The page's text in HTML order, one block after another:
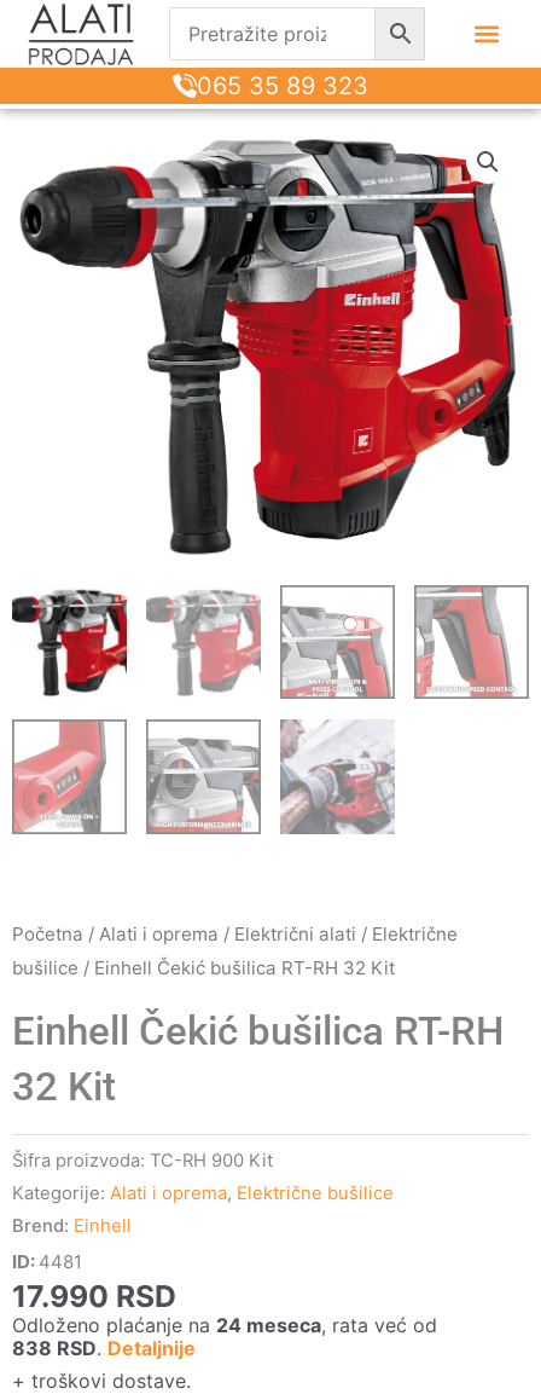
065 35 89 323
Početna / Alati i oprema / Električni alati / Električne
bušilice / Einhell Čekić bušilica RT-RH 32 Kit
Einhell Čekić bušilica RT-RH
32 Kit
Šifra proizvoda: TC-RH 900 Kit
Kategorije: Alati i oprema, Električne bušilice
Brend: Einhell
ID: 4481
17.990 RSD
Odloženo plaćanje na 24 meseca, rata već od
838 RSD. Detaljnije
+ troškovi dostave.